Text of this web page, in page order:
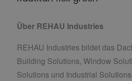
Über REHAU Industries
REHAU Industries bildet das
Building Solutions, Window
Solutions und Industrial